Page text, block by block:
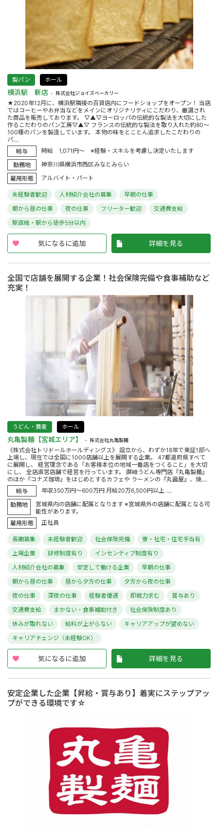
製パン ホール
横浜駅 新店 株式会社ジョイズベーカリー
★2020年12月に、横浜駅隣接の百貸店内にフードショップをオープン！ 当店
ではコーヒーやお弁当などをメインにオリジナリティにこだわり、厳選され
た商品を販売しております。 ▽▲▽ヨーロッパの伝統的な製法を大切にした
作るこだわりのパン工房▽▲▽ フランスの伝統的な製法を取り入れた約80～
100種のパンを製造しています。 本物の味をとことん追求したこだわりの
パ....
給与
時給 1,071円～ ※経験・スキルを考慮し決定いたします
勤務地
神奈川県横浜市西区みなとみらい
雇用形態
アルバイト・パート
未経験者歓迎 人材紹介会社の募集
早朝の仕事
朝から昼の仕事
夜の仕事 フリーター歓迎
交通費支給
駅直結・駅から徒歩5分以内
気になるに追加 詳細を見る
全国で店舗を展開する企業！社会保険完備や食事補助など
充実！
うどん・蕎麦 ホール
丸亀製麺【宮城エリア】 株式会社丸亀製麺
《株式会社トリドールホールディングス》 設立から、わずか18年で東証1部へ
上場し、現在では全国に1000店舗以上を展開する企業。 47都道府県すべて
に展開し、 経営理念である「お客様本位の地域一番店をつくること」を大切
にし、 全店直営店舗で経営を行っています。 讃岐うどん専門店『丸亀製麺』
のほか『コナズ珈琲』をはじめとするカフェや ラーメンの『丸醤屋』、焼....
給与
年収350万円～600万円 月給20万6,500円以上 ....
勤務地
宮城県内の店舗に配属となります ※宮城県外の店舗に配属となる可
能性があります。
雇用形態
正社員
長期募集 未経験者歓迎 社会保険完備
寮・社宅・住宅手当有
上場企業
研修制度有り
インセンティブ制度有り
人材紹介会社の募集
安定して働ける企業
早朝の仕事
朝から昼の仕事
昼から夕方の仕事
夕方から夜の仕事
夜の仕事
深夜の仕事 経験者優遇 即戦力求む
賞与あり
交通費支給
まかない・食事補助付き
社会保険制度あり
休みが取れない
給料が上がらない
キャリアアップが望めない
キャリアチェンジ（未経験OK）
気になるに追加 詳細を見る
安定企業した企業【昇給・賞与あり】着実にステップアッ
プができる環境です☆